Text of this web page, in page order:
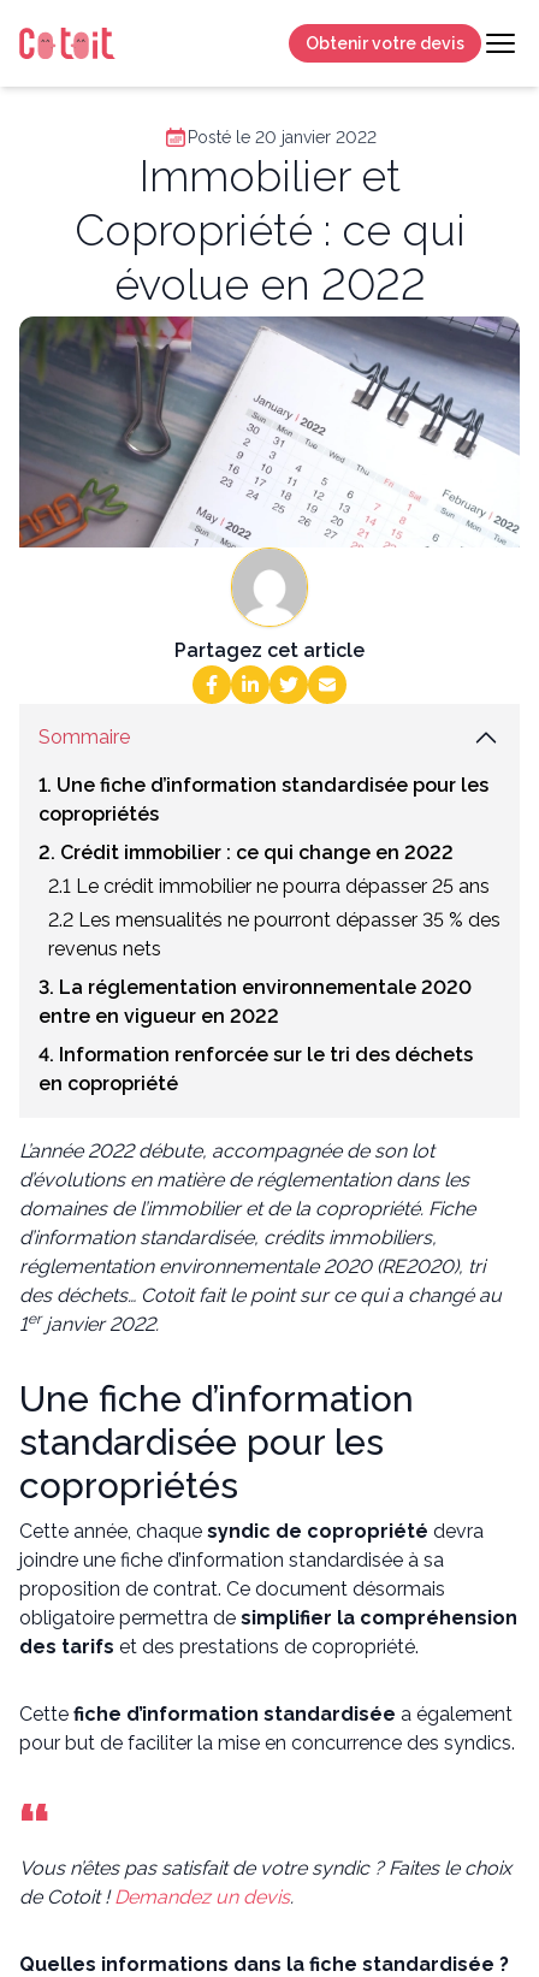
Obtenir votre devis
Posté le 20 janvier 2022
Immobilier et
Copropriété : ce qui
évolue en 2022
Partagez cet article
Sommaire
1. Une fiche d’information standardisée pour les
copropriétés
2. Crédit immobilier : ce qui change en 2022
2.1 Le crédit immobilier ne pourra dépasser 25 ans
2.2 Les mensualités ne pourront dépasser 35 % des
revenus nets
3. La réglementation environnementale 2020
entre en vigueur en 2022
4. Information renforcée sur le tri des déchets
en copropriété
L’année 2022 débute, accompagnée de son lot
d’évolutions en matière de réglementation dans les
domaines de l’immobilier et de la copropriété. Fiche
d’information standardisée, crédits immobiliers,
réglementation environnementale 2020 (RE2020), tri
des déchets… Cotoit fait le point sur ce qui a changé au
1erjanvier 2022.
Une fiche d’information
standardisée pour les
copropriétés
Cette année, chaque syndic de copropriété devra
joindre une fiche d’information standardisée à sa
proposition de contrat. Ce document désormais
obligatoire permettra de simplifier la compréhension
des tarifs et des prestations de copropriété.
Cette fiche d’information standardisée a également
pour but de faciliter la mise en concurrence des syndics.
Vous n’êtes pas satisfait de votre syndic ? Faites le choix
de Cotoit !Demandez un devis.
Quelles informations dans la fiche standardisée ?